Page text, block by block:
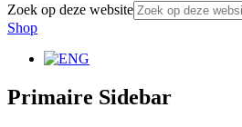
Zoek op deze website
Shop
Primaire Sidebar